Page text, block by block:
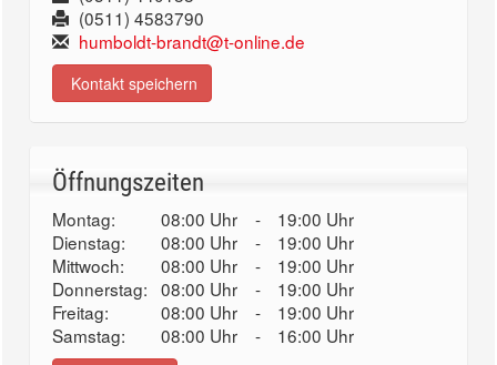
(0511) 4583790
humboldt-brandt@t-online.de
Kontakt speichern
Öffnungszeiten
Montag: 08:00 Uhr -
19:00 Uhr
Dienstag:
08:00 Uhr -
19:00 Uhr
Mittwoch:
08:00 Uhr -
19:00 Uhr
Donnerstag: 08:00 Uhr -
19:00 Uhr
Freitag:
08:00 Uhr -
19:00 Uhr
Samstag:
08:00 Uhr - 16:00 Uhr